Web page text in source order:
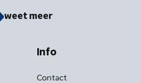
weet meer
Info
Contact